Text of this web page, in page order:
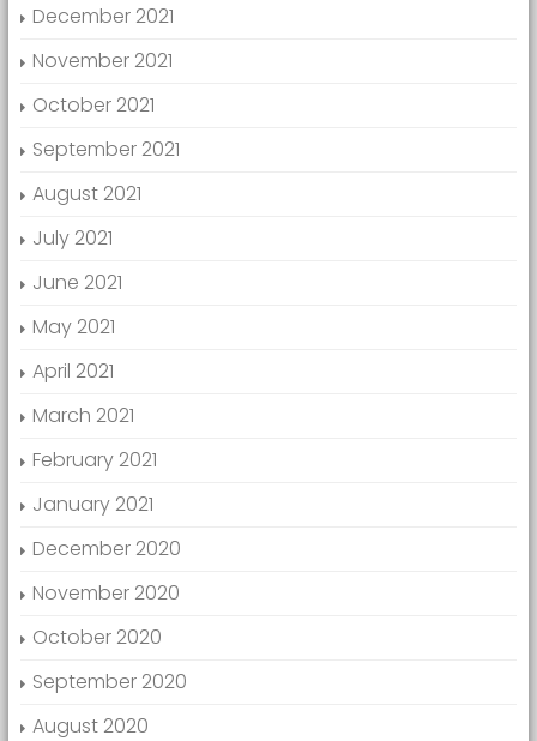
December 2021
November 2021
October 2021
September 2021
August 2021
July 2021
June 2021
May 2021
April 2021
March 2021
February 2021
January 2021
December 2020
November 2020
October 2020
September 2020
August 2020